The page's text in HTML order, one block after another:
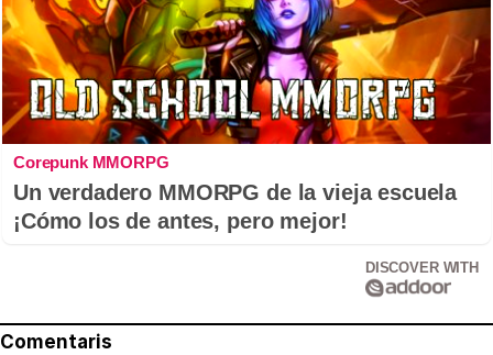
Corepunk MMORPG
Un verdadero MMORPG de la vieja escuela
¡Cómo los de antes, pero mejor!
DISCOVER WITH
Comentaris